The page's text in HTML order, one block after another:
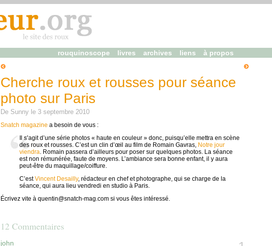
rouquinoscope livres archives liens à propos
Cherche roux et rousses pour séance
photo sur Paris
De Sunnyle 3 septembre 2010
Snatch magazine a besoin de vous :
Il s’agit d’une série photos « haute en couleur » donc, puisqu’elle mettra en scène
des roux et rousses. C’est un clin d’œil au film de Romain Gavras, Notre jour
viendra . Romain passera d’ailleurs pour poser sur quelques photos. La séance
est non rémunérée, faute de moyens. L’ambiance sera bonne enfant, il y aura
peut-être du maquillage/coiffure.
C’estVincent Desailly, rédacteur en chef et photographe, qui se charge de la
séance, qui aura lieu vendredi en studio à Paris.
Écrivez vite à quentin@snatch-mag.comsi vous êtes intéressé.
12 Commentaires
john